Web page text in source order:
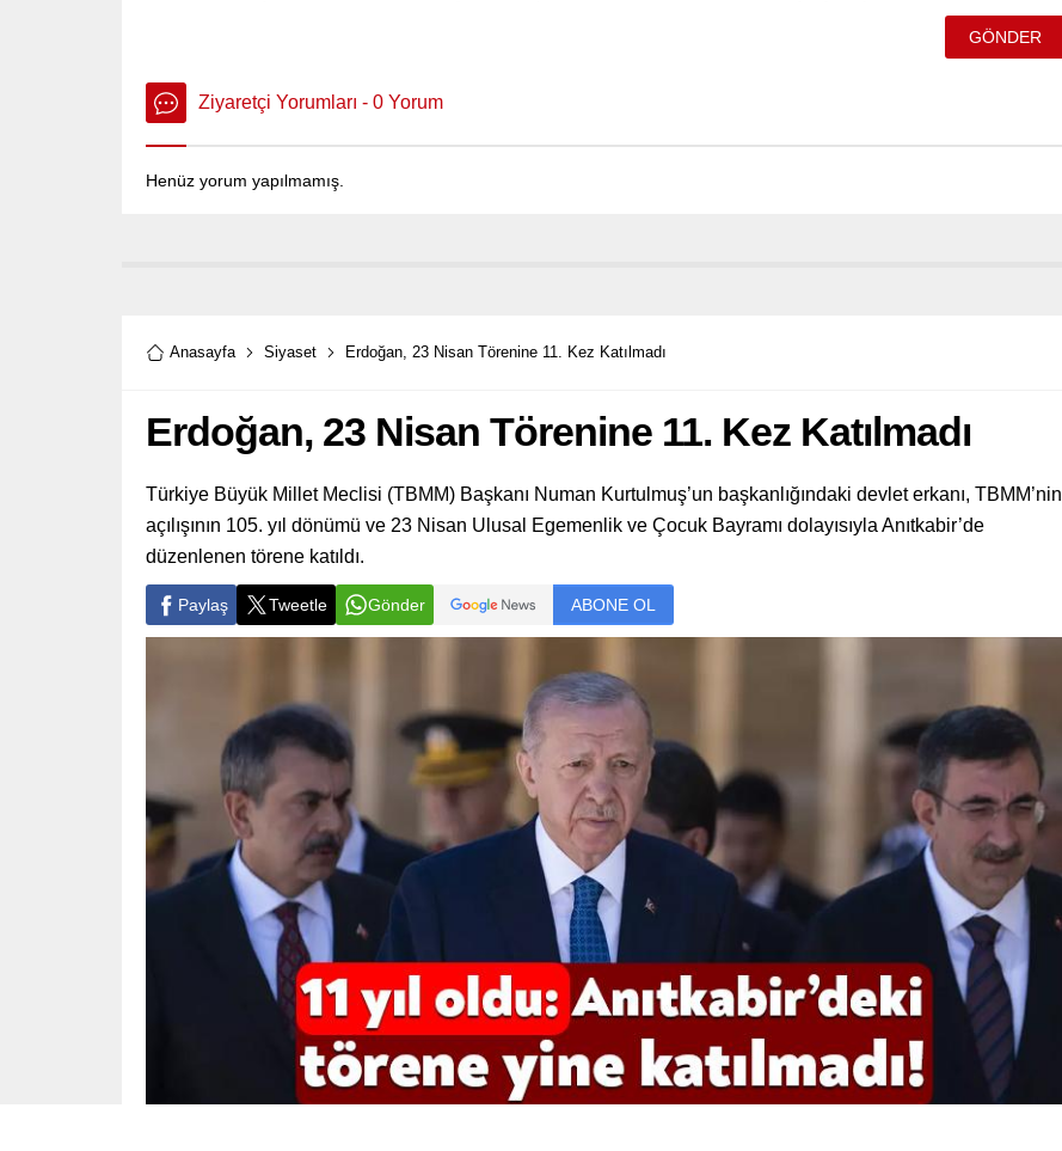
Ziyaretçi Yorumları - 0 Yorum
Henüz yorum yapılmamış.
Anasayfa Siyaset Erdoğan, 23 Nisan Törenine 11. Kez Katılmadı
Erdoğan, 23 Nisan Törenine 11. Kez Katılmadı
Türkiye Büyük Millet Meclisi (TBMM) Başkanı Numan Kurtulmuş’un başkanlığındaki devlet erkanı, TBMM’nin
açılışının 105. yıl dönümü ve 23 Nisan Ulusal Egemenlik ve Çocuk Bayramı dolayısıyla Anıtkabir’de
düzenlenen törene katıldı.
Paylaş Tweetle Gönder ABONE OL